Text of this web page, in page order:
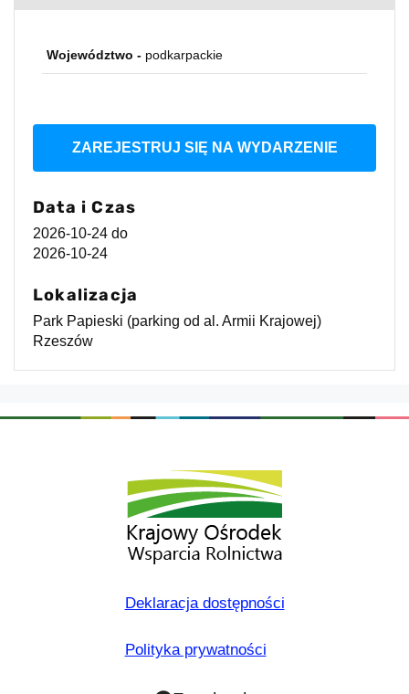
Województwo - podkarpackie
ZAREJESTRUJ SIĘ NA WYDARZENIE
Data i Czas
2026-10-24 do
2026-10-24
Lokalizacja
Park Papieski (parking od al. Armii Krajowej)
Rzeszów
Deklaracja dostępności
Polityka prywatności